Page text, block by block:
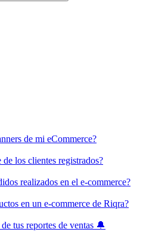
de mi eCommerce?
de los clientes registrados?
realizados en el e-commerce?
en un e-commerce de Riqra?
tus reportes de ventas 🔔